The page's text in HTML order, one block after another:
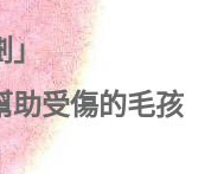
」
助受傷的毛孩